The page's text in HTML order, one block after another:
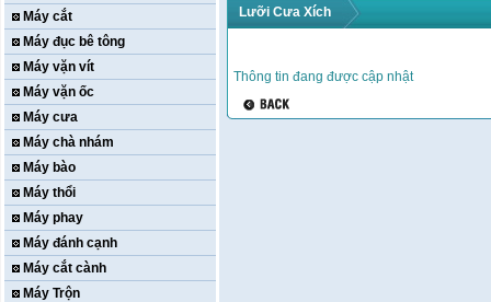
Máy cắt
Máy đục bê tông
Máy vặn vít
Máy vặn ốc
Máy cưa
Máy chà nhám
Máy bào
Máy thổi
Máy phay
Máy đánh cạnh
Máy cắt cành
Máy Trộn
Lưỡi Cưa Xích
Thông tin đang được cập nhật